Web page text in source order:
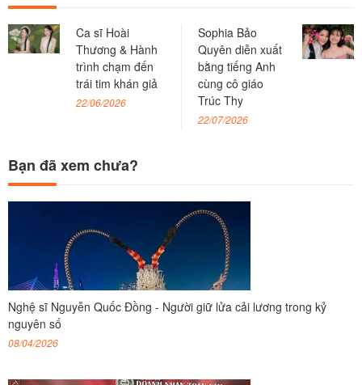
Ca sĩ Hoài
Thương & Hành
trình chạm đến
trái tim khán giả
22/06/2026
Sophia Bảo
Quyên diễn xuất
bằng tiếng Anh
cùng cô giáo
Trúc Thy
22/07/2026
Bạn đã xem chưa?
Nghệ sĩ Nguyễn Quốc Đồng - Người giữ lửa cải lương trong kỷ
nguyên số
08/04/2026